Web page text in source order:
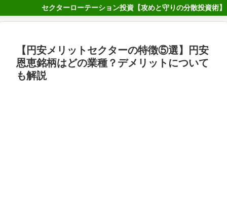
セクターローテーション投資【攻めと守りの分散投資術】
【円安メリットセクターの特徴⑤選】円安
恩恵銘柄はどの業種？デメリットについて
も解説